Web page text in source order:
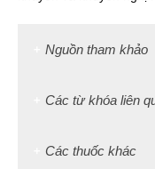
Nguồn tham khảo
Các từ khóa liên
Các thuốc khác